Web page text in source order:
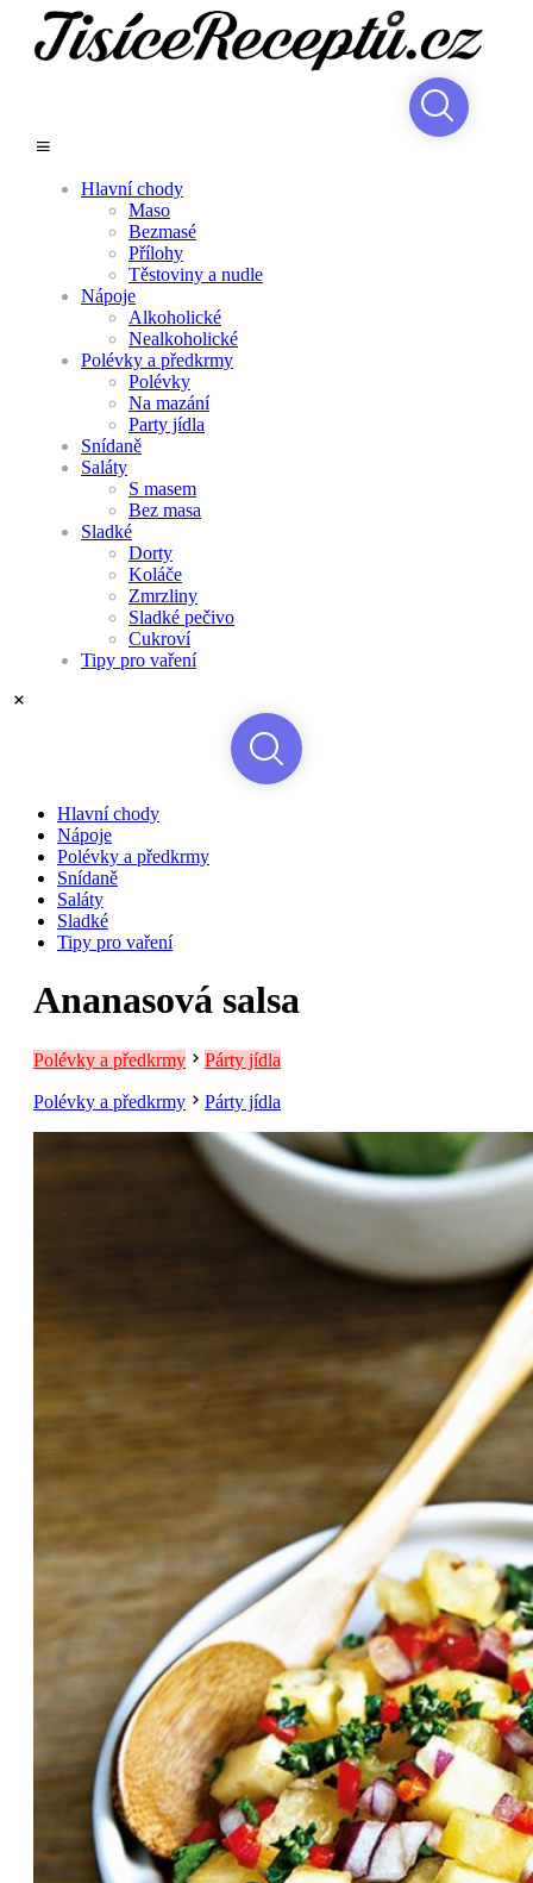
Hlavní chody
Maso
Bezmasé
Přílohy
Těstoviny a nudle
Nápoje
Alkoholické
Nealkoholické
Polévky a předkrmy
Polévky
Na mazání
Party jídla
Snídaně
Saláty
S masem
Bez masa
Sladké
Dorty
Koláče
Zmrzliny
Sladké pečivo
Cukroví
Tipy pro vaření
Hlavní chody
Nápoje
Polévky a předkrmy
Snídaně
Saláty
Sladké
Tipy pro vaření
Ananasová salsa
Polévky a předkrmy Párty jídla
Polévky a předkrmy Párty jídla